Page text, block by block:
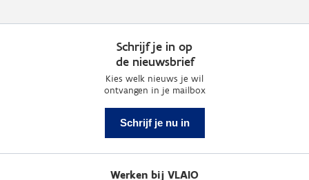
Schrijf je in op
de nieuwsbrief
Kies welk nieuws je wil
ontvangen in je mailbox
Schrijf je nu in
Werken bij VLAIO